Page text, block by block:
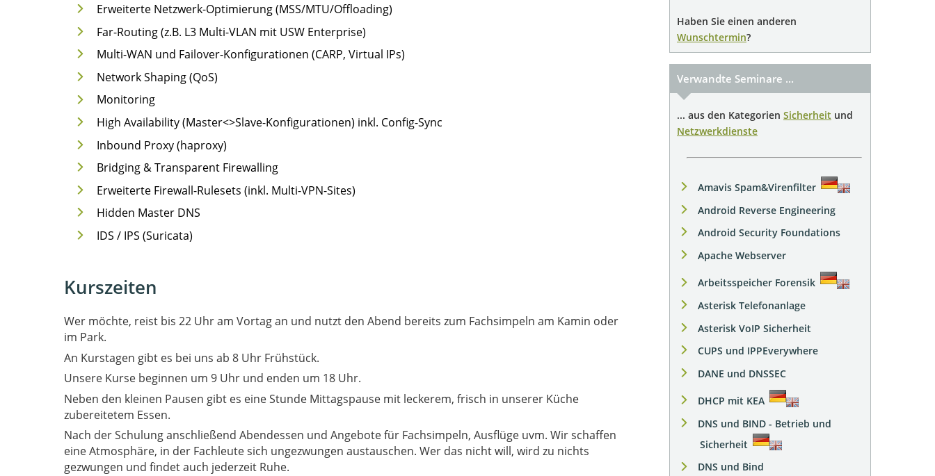
Erweiterte Netzwerk-Optimierung (MSS/MTU/Offloading)
Far-Routing (z.B. L3 Multi-VLAN mit USW Enterprise)
Multi-WAN und Failover-Konfigurationen (CARP, Virtual IPs)
Network Shaping (QoS)
Monitoring
High Availability (Master<>Slave-Konfigurationen) inkl. Config-Sync
Inbound Proxy (haproxy)
Bridging & Transparent Firewalling
Erweiterte Firewall-Rulesets (inkl. Multi-VPN-Sites)
Hidden Master DNS
IDS / IPS (Suricata)
Kurszeiten
Wer möchte, reist bis 22 Uhr am Vortag an und nutzt den Abend bereits zum Fachsimpeln am Kamin oder
im Park.
An Kurstagen gibt es bei uns ab 8 Uhr Frühstück.
Unsere Kurse beginnen um 9 Uhr und enden um 18 Uhr.
Neben den kleinen Pausen gibt es eine Stunde Mittagspause mit leckerem, frisch in unserer Küche
zubereitetem Essen.
Nach der Schulung anschließend Abendessen und Angebote für Fachsimpeln, Ausflüge uvm. Wir schaffen
eine Atmosphäre, in der Fachleute sich ungezwungen austauschen. Wer das nicht will, wird zu nichts
gezwungen und findet auch jederzeit Ruhe.
Haben Sie einen anderen
Wunschtermin?
Verwandte Seminare ...
... aus den Kategorien Sicherheit und
Netzwerkdienste
Amavis Spam&Virenfilter
Android Reverse Engineering
Android Security Foundations
Apache Webserver
Arbeitsspeicher Forensik
Asterisk Telefonanlage
Asterisk VoIP Sicherheit
CUPS und IPPEverywhere
DANE und DNSSEC
DHCP mit KEA
DNS und BIND - Betrieb und
Sicherheit
DNS und Bind